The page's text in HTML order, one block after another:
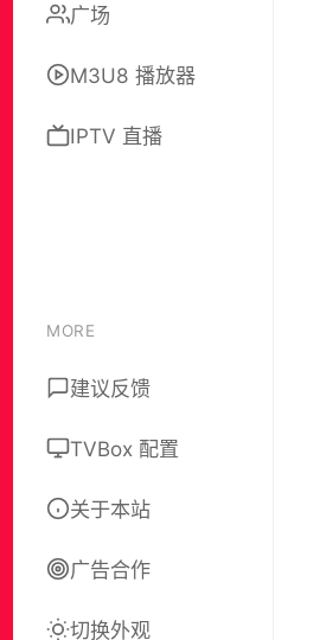
广场
M3U8 播放器
IPTV 直播
MORE
建议反馈
TVBox 配置
关于本站
广告合作
切换外观